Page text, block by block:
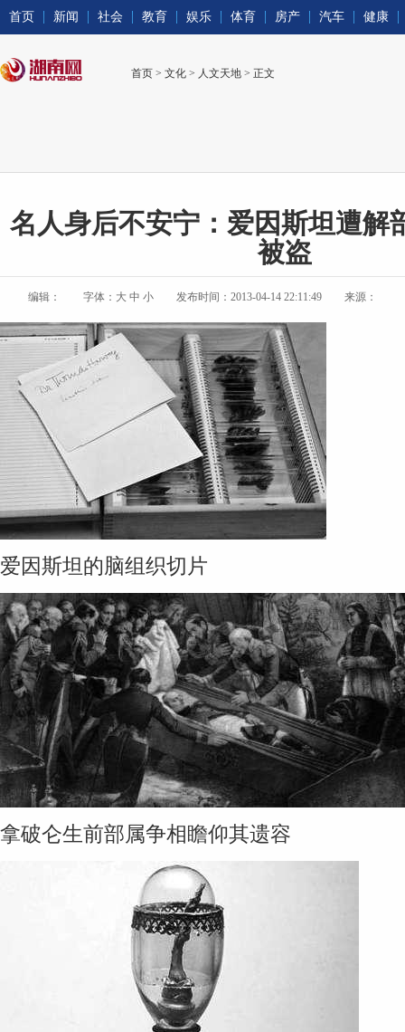
首页 新闻 社会 教育 娱乐 体育 房产 汽车 健康
首页 > 文化 > 人文天地 > 正文
名人身后不安宁：爱因斯坦遭解
被盗
编辑： 字体： 大 中 小 发布时间：2013-04-14 22:11:49 来源：
爱因斯坦的脑组织切片
拿破仑生前部属争相瞻仰其遗容